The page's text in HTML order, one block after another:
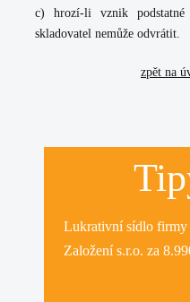
c) hrozí-li vznik
skladovatel nemůže odvrátit.
zpět na
Lukrativnísídlo firmy
Založení s.r.o. za